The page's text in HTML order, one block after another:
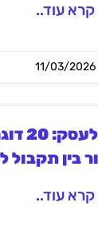
קרא עוד..
11/03/2026
בין תקבול
קרא עוד..